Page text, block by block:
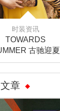
时装资讯
TOWARDS
古驰迎夏
系列
章